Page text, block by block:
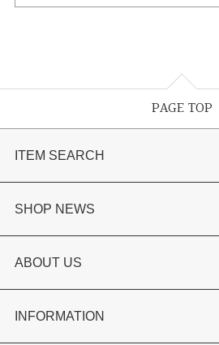
PAGE TOP
ITEM SEARCH
婚約指輪
結婚指輪
セットリング
SHOP NEWS
選ばれる理由まとめ
お客様の声
ABOUT US
会社概要
INFORMATION